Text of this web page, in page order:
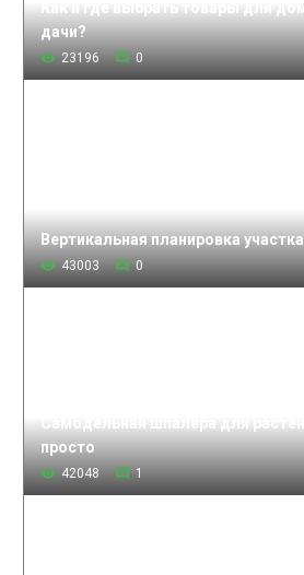
дачи?
23196 0
Вертикальная планировка участка
43003 0
просто
42048 1